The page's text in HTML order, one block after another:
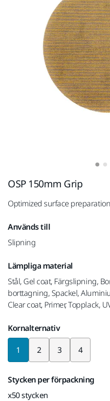
OSP 150mm Grip
Optimized surface
Används till
Slipning
Lämpliga material
Stål, Gel coat, Färgslipning,
borttagning, Spackel,
Clear coat, Primer, Topplack,
Kornalternativ
1 2 3 4
Stycken per förpackning
x50 stycken